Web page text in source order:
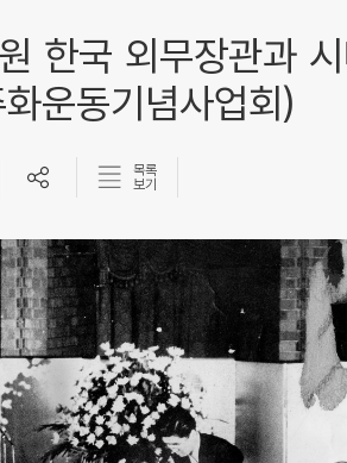
한국 외무장관과
운동기념사업회)
목록
보기